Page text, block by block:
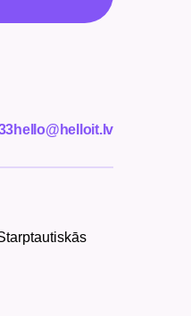
hello@helloit.lv